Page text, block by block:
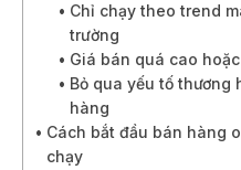
Chỉ chạy theo trend
trường
Giá bán quá cao
Bỏ qua yếu tố thương
hàng
Cách bắt đầu bán hàng
chạy